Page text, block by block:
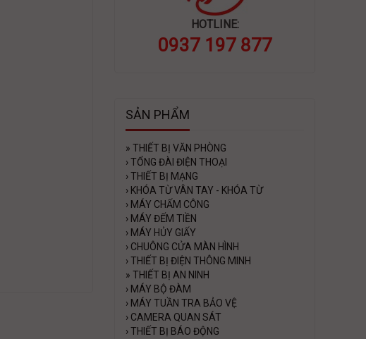
HOTLINE:
0937 197 877
SẢN PHẨM
» THIẾT BỊ VĂN PHÒNG
›TỔNG ĐÀI ĐIỆN THOẠI
›THIẾT BỊ MẠNG
› KHÓA TỪ VÂN TAY - KHÓA TỪ
› MÁY CHẤM CÔNG
› MÁY ĐẾM TIỀN
› MÁY HỦY GIẤY
› CHUÔNG CỬA MÀN HÌNH
›THIẾT BỊ ĐIỆN THÔNG MINH
» THIẾT BỊ AN NINH
› MÁY BỘ ĐÀM
› MÁY TUẦN TRA BẢO VỆ
› CAMERA QUAN SÁT
›THIẾT BỊ BÁO ĐỘNG